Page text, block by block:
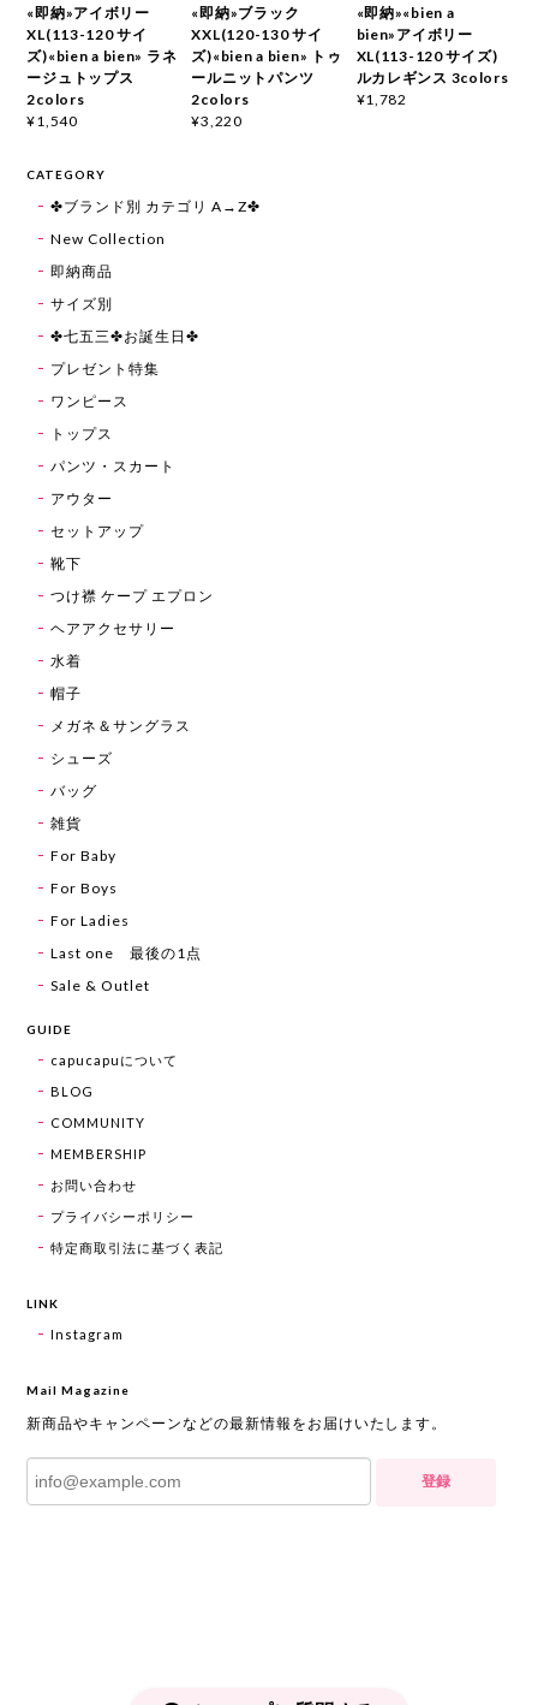
«即納»アイボリー
XL(113-120 サイ
ズ)«bien a bien» ラネ
ージュトップス
2colors
¥1,540
«即納»ブラック
XXL(120-130 サイ
ズ)«bien a bien» トゥ
ールニットパンツ
2colors
¥3,220
«即納»«bien a
bien»アイボリー
XL(113-120 サイズ)
ルカレギンス 3colors
¥1,782
CATEGORY
✤ブランド別 カテゴリ A→Z✤
New Collection
即納商品
サイズ別
✤七五三✤お誕生日✤
プレゼント特集
ワンピース
トップス
パンツ・スカート
アウター
セットアップ
靴下
つけ襟 ケープ エプロン
ヘアアクセサリー
水着
帽子
メガネ＆サングラス
シューズ
バッグ
雑貨
For Baby
For Boys
For Ladies
Last one 最後の1点
Sale & Outlet
GUIDE
capucapuについて
BLOG
COMMUNITY
MEMBERSHIP
お問い合わせ
プライバシーポリシー
特定商取引法に基づく表記
LINK
Instagram
Mail Magazine
新商品やキャンペーンなどの最新情報をお届けいたします。
登録